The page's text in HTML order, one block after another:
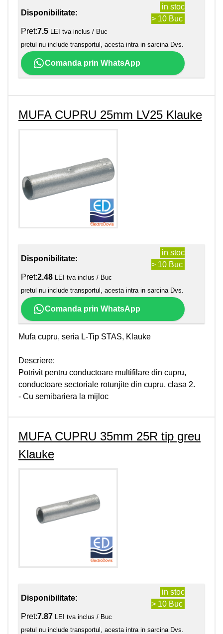
Disponibilitate:
in stoc
> 10 Buc
Pret:7.5 LEI tva inclus / Buc
pretul nu include transportul, acesta intra in sarcina Dvs.
Comanda prin WhatsApp
MUFA CUPRU 25mm LV25 Klauke
Disponibilitate:
in stoc
> 10 Buc
Pret:2.48 LEI tva inclus / Buc
pretul nu include transportul, acesta intra in sarcina Dvs.
Comanda prin WhatsApp
Mufa cupru, seria L-Tip STAS, Klauke
Descriere:
Potrivit pentru conductoare multifilare din cupru,
conductoare sectoriale rotunjite din cupru, clasa 2.
- Cu semibariera la mijloc
MUFA CUPRU 35mm 25R tip greu
Klauke
Disponibilitate:
in stoc
> 10 Buc
Pret:7.87 LEI tva inclus / Buc
pretul nu include transportul, acesta intra in sarcina Dvs.